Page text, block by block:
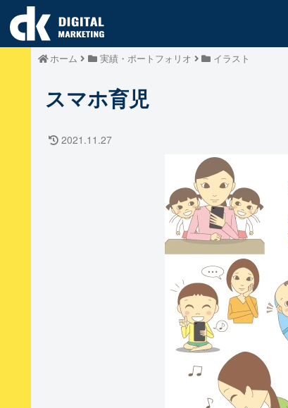
ホーム 実績・ポートフォリオ イラスト
スマホ育児
2021.11.27